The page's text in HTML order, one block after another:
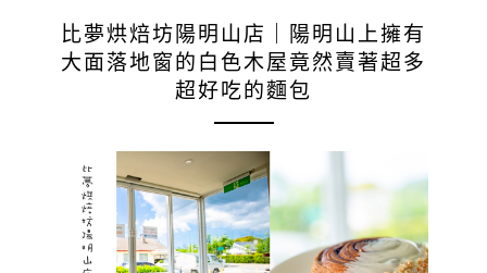
比夢烘焙坊陽明山店｜陽明山上擁有
大面落地窗的白色木屋竟然賣著超多
超好吃的麵包